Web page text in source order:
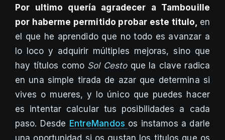
Por ultimo quería agradecer a Tambouille
por haberme permitido probar este titulo, en
el que he aprendido que no todo es avanzar a
lo loco y adquirir múltiples mejoras, sino que
hay títulos como Sol Cestoque la clave radica
en una simple tirada de azar que determina si
vives o mueres, y lo único que puedes hacer
es intentar calcular tus posibilidades a cada
paso. Desde EntreMandos os instamos a darle
una oportunidad si os gustan los titulos que os